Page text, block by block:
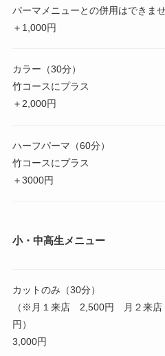
パーマメニューとの併用はできませ
＋1,000円
カラー（30分）
竹コースにプラス
＋2,000円
ハーフパーマ（60分）
竹コースにプラス
＋3000円
小・ 中高生メニュー
カットのみ（30分）
（※月１来店 2,500円 月２来
円）
3,000円